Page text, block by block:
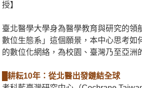
授】
臺北醫學大學身為醫學教育與研究的領
數位生態系」這個願景，本中心思考
的數位化網絡，為校園、臺灣乃至亞洲
█耕耘10年：從北醫出發鏈結全球